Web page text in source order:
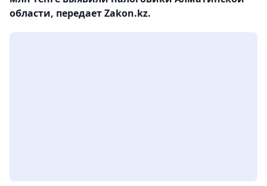
области, передает Zakon.kz.